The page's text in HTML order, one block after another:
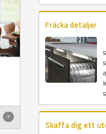
Fräcka detaljer
Skaffa dig ett